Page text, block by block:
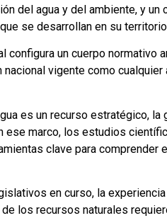
del agua y del ambiente, y
se desarrollan en su
configura un cuerpo
vigente como
es un recurso estratégico,
ese marco, los estudios
clave para
en curso, la
los recursos naturales